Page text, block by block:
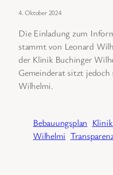
4. Oktober 2024
Die Einladung zum
stammt von Leonard
der Klinik Buchinger
Gemeinderat sitzt
Wilhelmi.
Bebauungsplan
Wilhelmi